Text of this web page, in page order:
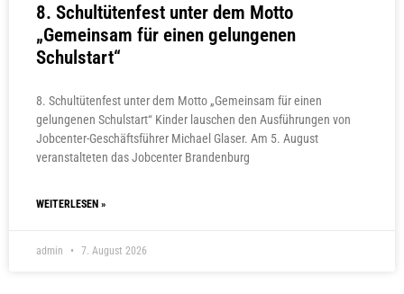
8. Schultütenfest unter dem Motto
„Gemeinsam für einen gelungenen
Schulstart“
8. Schultütenfest unter dem Motto „Gemeinsam für einen
gelungenen Schulstart“ Kinder lauschen den Ausführungen von
Jobcenter-Geschäftsführer Michael Glaser. Am 5. August
veranstalteten das Jobcenter Brandenburg
WEITERLESEN »
admin 7. August 2026